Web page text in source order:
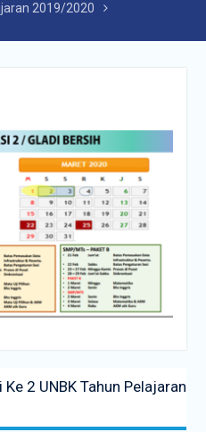
2019/2020
Ke 2 UNBK Tahun Pelajaran